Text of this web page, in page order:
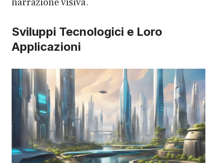
narrazione visiva.
Sviluppi Tecnologici e Loro
Applicazioni